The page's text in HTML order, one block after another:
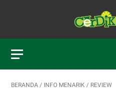
BERANDA / INFO MENARIK / REVIEW